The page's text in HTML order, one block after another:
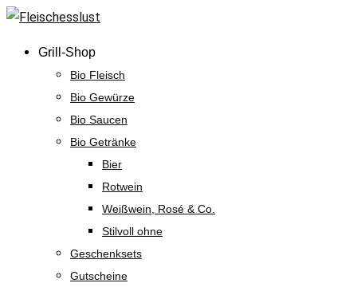
Skip
content
Grill-Shop
Bio Fleisch
Bio Gewürze
Bio Saucen
Bio Getränke
Bier
Rotwein
Weißwein, Rosé & Co.
Stilvoll ohne
Geschenksets
Gutscheine